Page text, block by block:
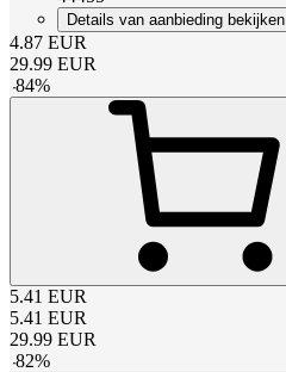
Details van aanbieding bekijken
4.87 EUR
29.99 EUR
-84%
5.41 EUR
5.41 EUR
29.99 EUR
-82%